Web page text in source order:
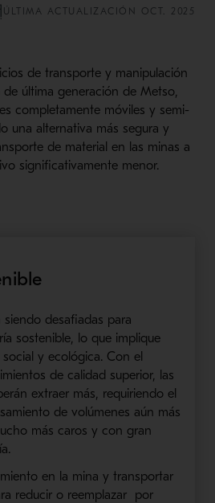
ÚLTIMA ACTUALIZACIÓN OCT. 2025
de transporte y manipulación
de última generación de Metso,
completamente móviles y semi-
una alternativa más segura y
de material en las minas a
significativamente menor.
desafiadas para
sostenible, lo que implique
y ecológica. Con el
de calidad superior, las
extraer más, requiriendo el
de volúmenes aún más
más caros y con gran
en la mina y transportar
reducir o reemplazar por